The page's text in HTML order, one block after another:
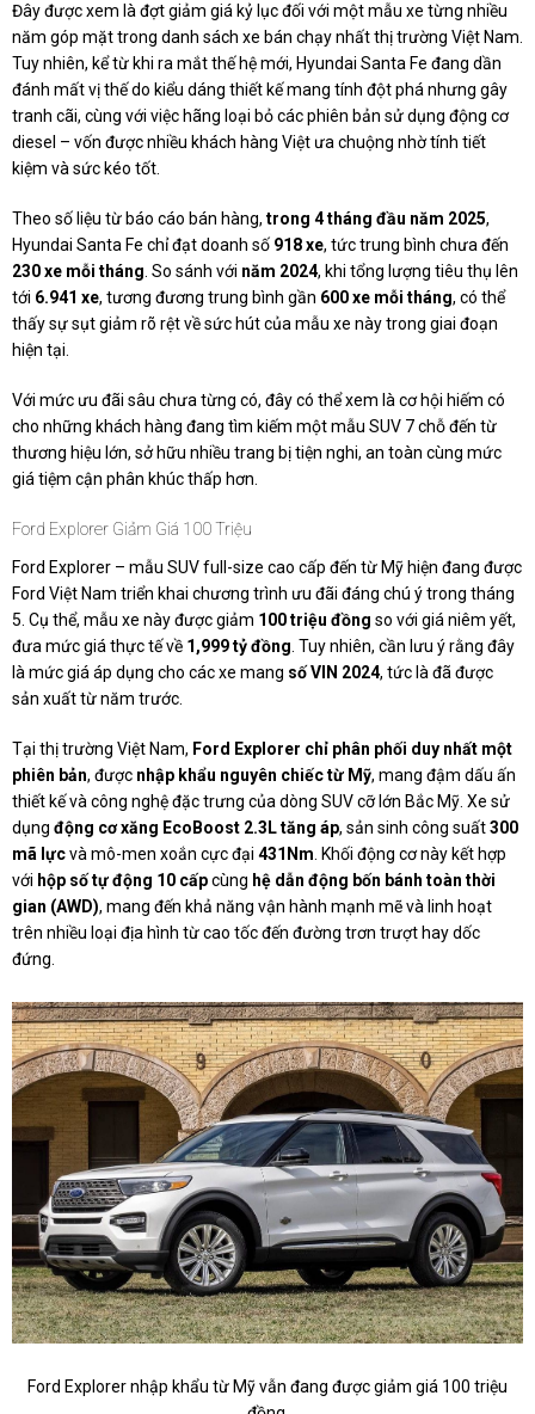
Đây được xem là đợt giảm giá kỷ lục đối với một mẫu xe từng nhiều
năm góp mặt trong danh sách xe bán chạy nhất thị trường Việt Nam.
Tuy nhiên, kể từ khi ra mắt thế hệ mới, Hyundai Santa Fe đang dần
đánh mất vị thế do kiểu dáng thiết kế mang tính đột phá nhưng gây
tranh cãi, cùng với việc hãng loại bỏ các phiên bản sử dụng động cơ
diesel – vốn được nhiều khách hàng Việt ưa chuộng nhờ tính tiết
kiệm và sức kéo tốt.
Theo số liệu từ báo cáo bán hàng, trong 4 tháng đầu năm 2025,
Hyundai Santa Fe chỉ đạt doanh số 918 xe, tức trung bình chưa đến
230 xe mỗi tháng. So sánh với năm 2024, khi tổng lượng tiêu thụ lên
tới 6.941 xe, tương đương trung bình gần 600 xe mỗi tháng, có thể
thấy sự sụt giảm rõ rệt về sức hút của mẫu xe này trong giai đoạn
hiện tại.
Với mức ưu đãi sâu chưa từng có, đây có thể xem là cơ hội hiếm có
cho những khách hàng đang tìm kiếm một mẫu SUV 7 chỗ đến từ
thương hiệu lớn, sở hữu nhiều trang bị tiện nghi, an toàn cùng mức
giá tiệm cận phân khúc thấp hơn.
Ford Explorer Giảm Giá 100 Triệu
Ford Explorer – mẫu SUV full-size cao cấp đến từ Mỹ hiện đang được
Ford Việt Nam triển khai chương trình ưu đãi đáng chú ý trong tháng
5. Cụ thể, mẫu xe này được giảm 100 triệu đồng so với giá niêm yết,
đưa mức giá thực tế về 1,999 tỷ đồng. Tuy nhiên, cần lưu ý rằng đây
là mức giá áp dụng cho các xe mang số VIN 2024, tức là đã được
sản xuất từ năm trước.
Tại thị trường Việt Nam, Ford Explorer chỉ phân phối duy nhất một
phiên bản, được nhập khẩu nguyên chiếc từ Mỹ, mang đậm dấu ấn
thiết kế và công nghệ đặc trưng của dòng SUV cỡ lớn Bắc Mỹ. Xe sử
dụng động cơ xăng EcoBoost 2.3L tăng áp, sản sinh công suất300
mã lựcvà mô-men xoắn cực đại 431Nm. Khối động cơ này kết hợp
với hộp số tự động 10 cấpcùng hệ dẫn động bốn bánh toàn thời
gian (AWD), mang đến khả năng vận hành mạnh mẽ và linh hoạt
trên nhiều loại địa hình từ cao tốc đến đường trơn trượt hay dốc
đứng.
Ford Explorer nhập khẩu từ Mỹ vẫn đang được giảm giá 100 triệu